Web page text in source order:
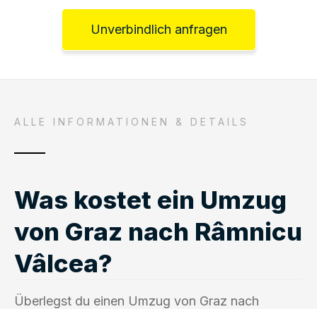
Unverbindlich anfragen
ALLE INFORMATIONEN & DETAILS
Was kostet ein Umzug
von Graz nach Râmnicu
Vâlcea?
Überlegst du einen Umzug von Graz nach